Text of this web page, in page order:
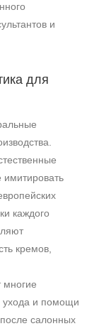
и
для
каждого
кремов,
ухода и помощи
салонных